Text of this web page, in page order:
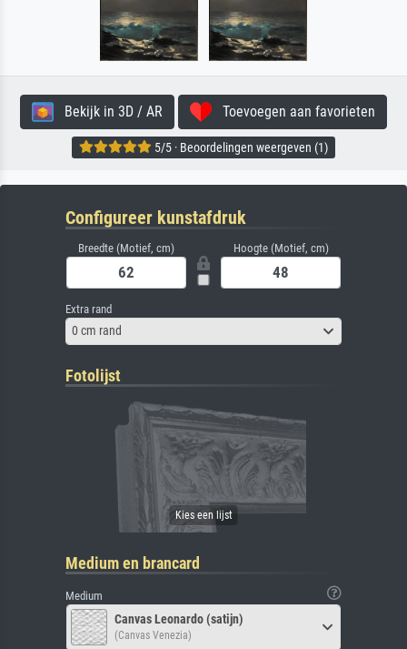
Bekijk in 3D / AR Toevoegen aan favorieten
5/5 · Beoordelingen weergeven (1)
Configureer kunstafdruk
Breedte (Motief, cm) Hoogte (Motief, cm)
Extra rand
0 cm rand
Fotolijst
Medium en brancard
Medium
Canvas Leonardo (satijn)
(Canvas Venezia)